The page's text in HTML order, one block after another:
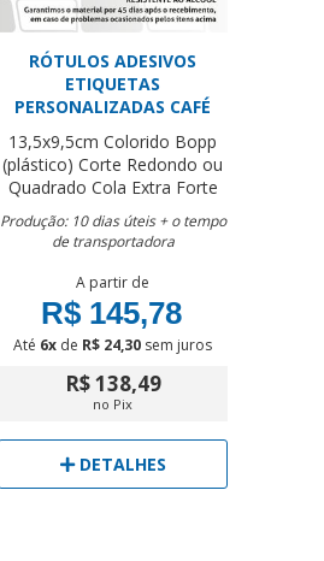
RÓTULOS ADESIVOS
ETIQUETAS
PERSONALIZADAS CAFÉ
13,5x9,5cm Colorido Bopp
(plástico) Corte Redondo ou
Quadrado Cola Extra Forte
Produção: 10 dias úteis + o tempo
de transportadora
A partir de
R$ 145,78
Até 6x de R$ 24,30 sem juros
R$ 138,49
no Pix
DETALHES